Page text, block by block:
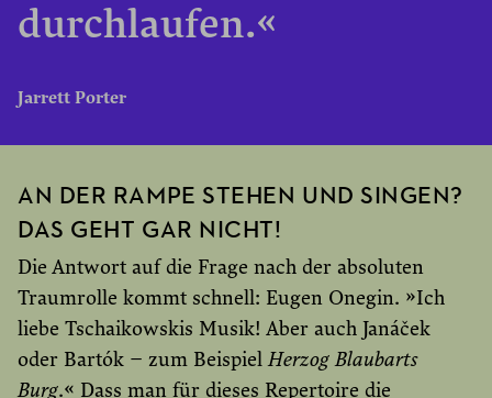
durchlaufen.«
Jarrett Porter
AN DER RAMPE STEHEN UND SINGEN?
DAS GEHT GAR NICHT!
Die Antwort auf die Frage nach der absoluten
Traumrolle kommt schnell: Eugen Onegin. »Ich
liebe Tschaikowskis Musik! Aber auch Janáček
oder Bartók – zum BeispielHerzog Blaubarts
Burg.« Dass man für dieses Repertoire die